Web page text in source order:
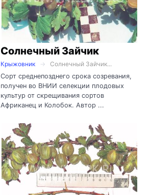
Солнечный Зайчик
Крыжовник
Солнечный Зайчик...
Сорт среднепозднего срока созревания,
получен во ВНИИ селекции плодовых
культур от скрещивания сортов
Африканец и Колобок. Автор ...